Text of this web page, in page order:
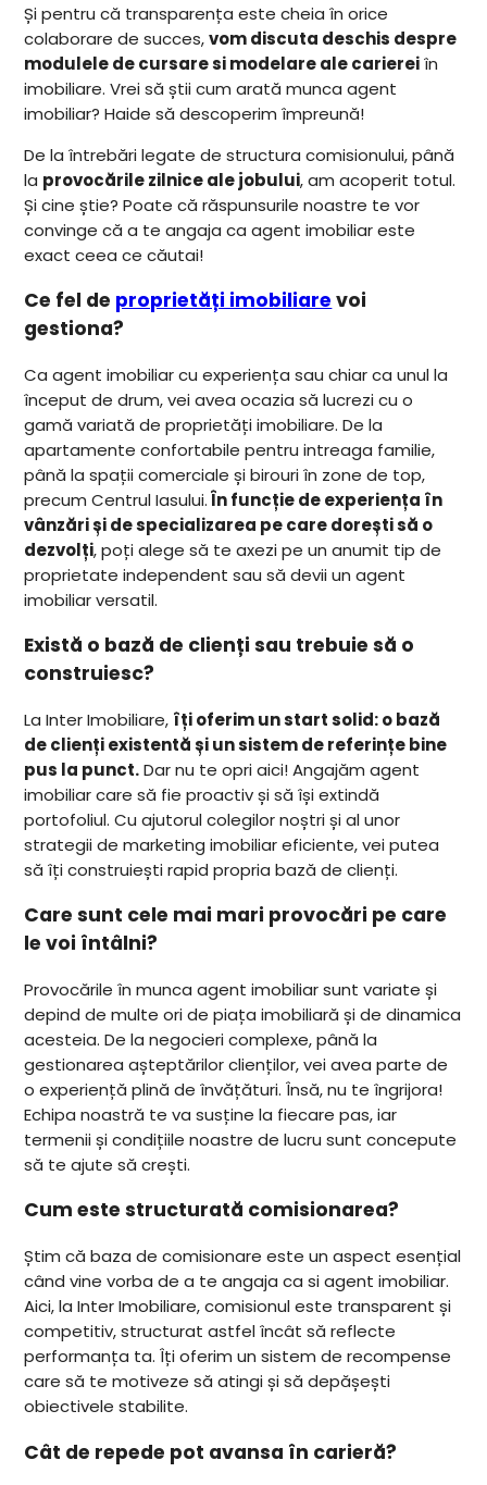
Și pentru că transparența este cheia în orice
colaborare de succes,vom discuta deschis despre
modulele de cursare si modelare ale cariereiîn
imobiliare. Vrei să știi cum arată munca agent
imobiliar? Haide să descoperim împreună!
De la întrebări legate de structura comisionului, până
la provocările zilnice ale jobului, am acoperit totul.
Și cine știe? Poate că răspunsurile noastre te vor
convinge că a te angaja ca agent imobiliar este
exact ceea ce căutai!
Ce fel de proprietăți imobiliare voi
gestiona?
Ca agent imobiliar cu experiența sau chiar ca unul la
început de drum, vei avea ocazia să lucrezi cu o
gamă variată de proprietăți imobiliare. De la
apartamente confortabile pentru intreaga familie,
până la spații comerciale și birouri în zone de top,
precum Centrul Iasului.În funcție de experiența în
vânzări și de specializarea pe care dorești să o
dezvolți, poți alege să te axezi pe un anumit tip de
proprietate independent sau să devii un agent
imobiliar versatil.
Există o bază de clienți sau trebuie să o
construiesc?
La Inter Imobiliare, îți oferim un start solid: o bază
de clienți existentă și un sistem de referințe bine
pus la punct.Dar nu te opri aici! Angajăm agent
imobiliar care să fie proactiv și să își extindă
portofoliul. Cu ajutorul colegilor noștri și al unor
strategii de marketing imobiliar eficiente, vei putea
să îți construiești rapid propria bază de clienți.
Care sunt cele mai mari provocări pe care
le voi întâlni?
Provocările în munca agent imobiliar sunt variate și
depind de multe ori de piața imobiliară și de dinamica
acesteia. De la negocieri complexe, până la
gestionarea așteptărilor clienților, vei avea parte de
o experiență plină de învățături. Însă, nu te îngrijora!
Echipa noastră te va susține la fiecare pas, iar
termenii și condițiile noastre de lucru sunt concepute
să te ajute să crești.
Cum este structurată comisionarea?
Știm că baza de comisionare este un aspect esențial
când vine vorba de a te angaja ca si agent imobiliar.
Aici, la Inter Imobiliare, comisionul este transparent și
competitiv, structurat astfel încât să reflecte
performanța ta. Îți oferim un sistem de recompense
care să te motiveze să atingi și să depășești
obiectivele stabilite.
Cât de repede pot avansa în carieră?